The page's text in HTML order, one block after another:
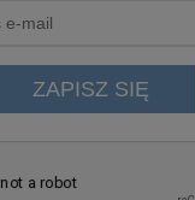
ZAPISZ SIĘ